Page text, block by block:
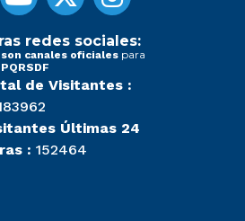
redes sociales:
son canales oficiales para
PQRSDF
de Visitantes :
Últimas 24
: 152464